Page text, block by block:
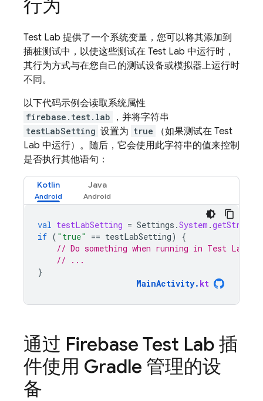
行为
Test Lab 提供了一个系统变量，您可以将其添加到
插桩测试中，以使这些测试在 Test Lab 中运行时，
其行为方式与在您自己的测试设备或模拟器上运行时
不同。
以下代码示例会读取系统属性
firebase.test.lab ，并将字符串
testLabSetting 设置为 true （如果测试在 Test
Lab 中运行）。随后，它会使用此字符串的值来控制
是否执行其他语句：
Kotlin Java
val testLabSetting = Settings .System .getString
if ( "true" == testLabSetting)
{
// Do something when running in Test Lab
// ...
}
MainActivity. kt
通过 Firebase Test Lab 插
件使用 Gradle 管理的设
备